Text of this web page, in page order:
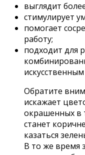
выглядит
стимулирует
помогает
работу;
подходит для
Обратите
искажает
окрашенных в
станет
казаться
В то же время